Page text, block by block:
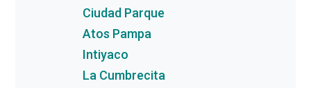
Ciudad Parque
Atos Pampa
Intiyaco
La Cumbrecita